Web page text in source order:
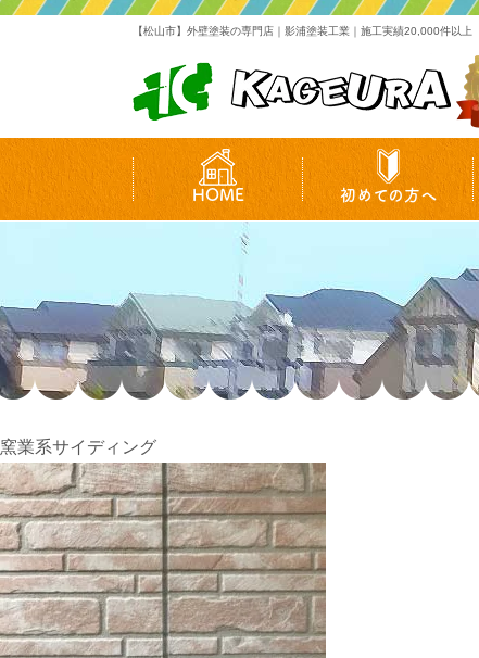
【松山市】外壁塗装の専門店｜影浦塗装工業｜施工実績20,000件以上
HOME 初めての方へ
窯業系サイディング